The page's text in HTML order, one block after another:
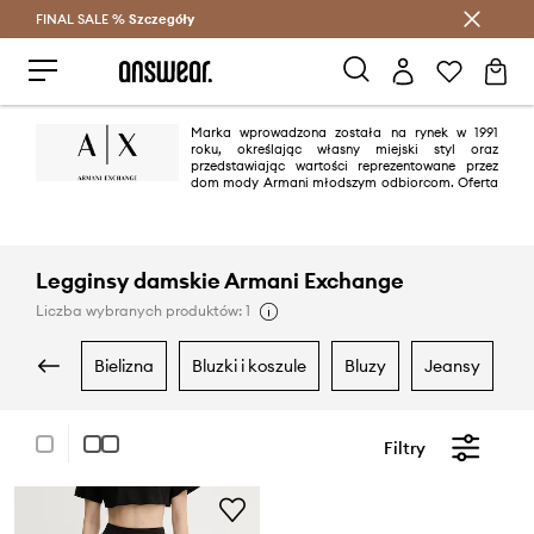
Oszczędzaj z Answear Club >
FINAL SALE % Szczegóły
Marka wprowadzona została na rynek w 1991
roku, określając własny miejski styl oraz
przedstawiając wartości reprezentowane przez
dom mody Armani młodszym odbiorcom. Oferta
Legginsy damskie Armani Exchange
Liczba wybranych produktów: 1
bielizna bluzki i koszule bluzy jeansy
Filtry